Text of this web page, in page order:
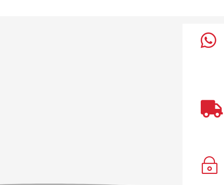


~